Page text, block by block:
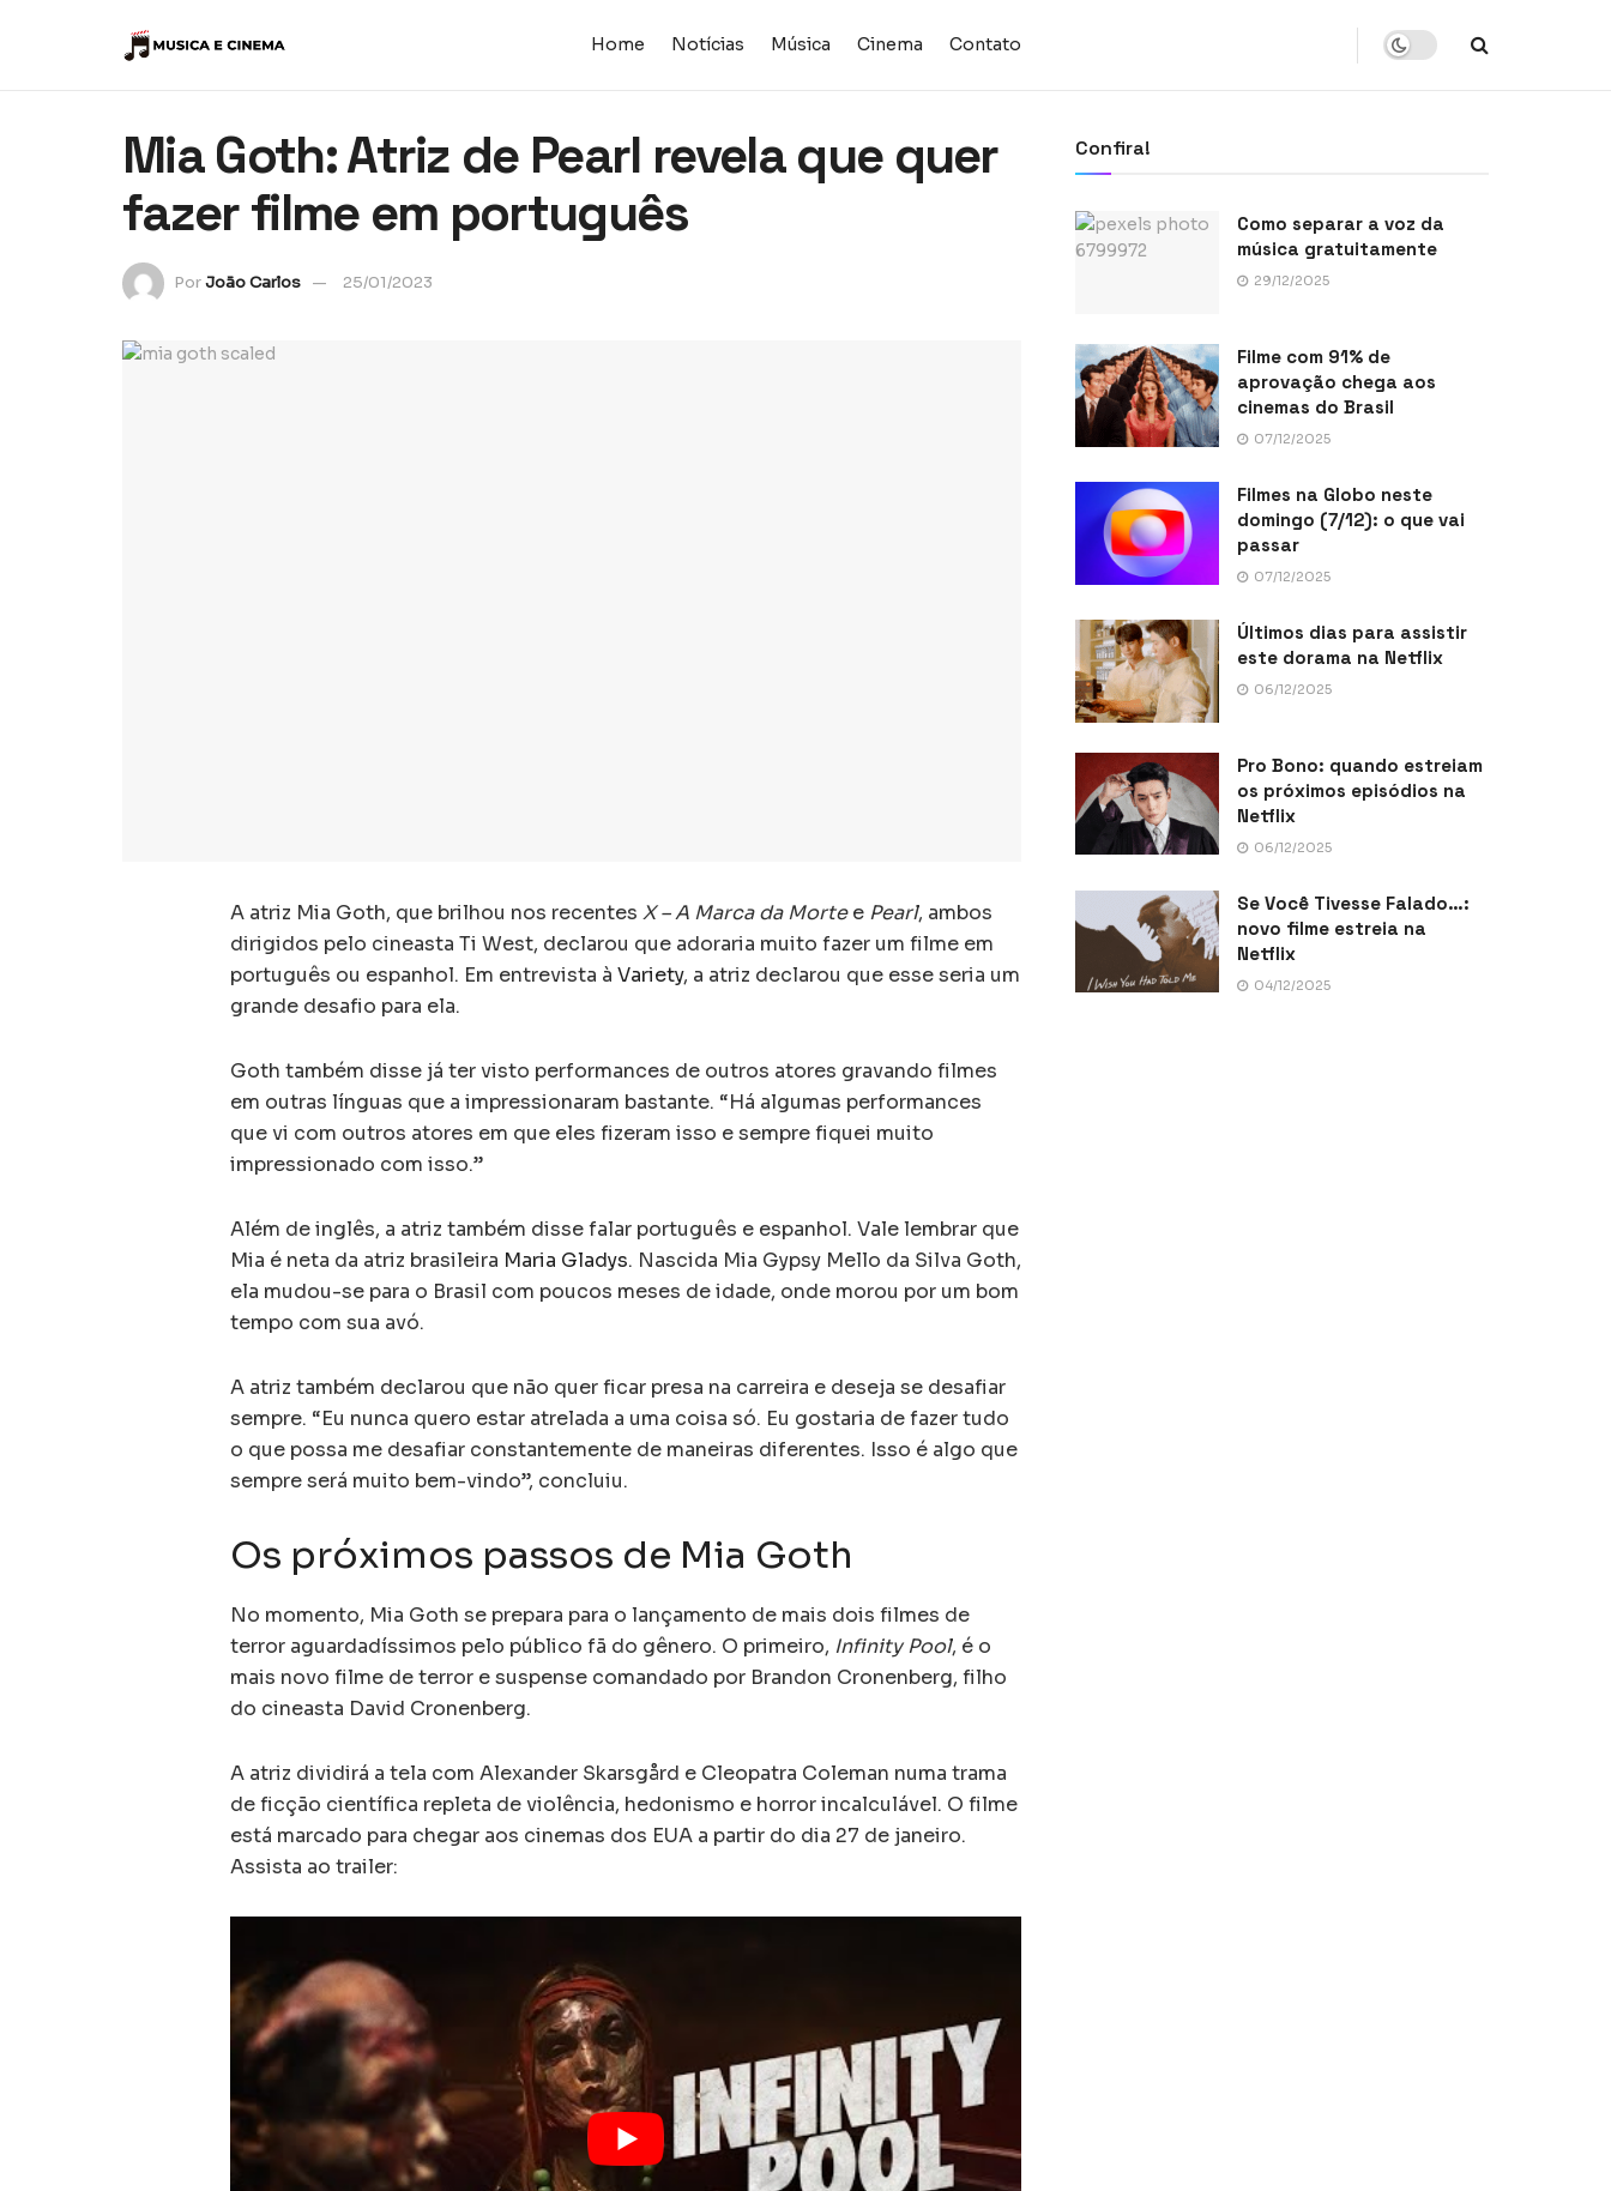
Home Notícias Música Cinema Contato
Mia Goth: Atriz de Pearl revela que quer
fazer filme em português
PorJoão Carlos 25/01/2023
A atriz Mia Goth, que brilhou nos recentes X – A Marca da Mortee Pearl, ambos
dirigidos pelo cineasta Ti West, declarou que adoraria muito fazer um filme em
português ou espanhol. Em entrevista à Variety, a atriz declarou que esse seria um
grande desafio para ela.
Goth também disse já ter visto performances de outros atores gravando filmes
em outras línguas que a impressionaram bastante. “Há algumas performances
que vi com outros atores em que eles fizeram isso e sempre fiquei muito
impressionado com isso.”
Além de inglês, a atriz também disse falar português e espanhol. Vale lembrar que
Mia é neta da atriz brasileira Maria Gladys. Nascida Mia Gypsy Mello da Silva Goth,
ela mudou-se para o Brasil com poucos meses de idade, onde morou por um bom
tempo com sua avó.
A atriz também declarou que não quer ficar presa na carreira e deseja se desafiar
sempre. “Eu nunca quero estar atrelada a uma coisa só. Eu gostaria de fazer tudo
o que possa me desafiar constantemente de maneiras diferentes. Isso é algo que
sempre será muito bem-vindo”, concluiu.
Os próximos passos de Mia Goth
No momento, Mia Goth se prepara para o lançamento de mais dois filmes de
terror aguardadíssimos pelo público fã do gênero. O primeiro, Infinity Pool, é o
mais novo filme de terror e suspense comandado por Brandon Cronenberg, filho
do cineasta David Cronenberg.
A atriz dividirá a tela com Alexander Skarsgård e Cleopatra Coleman numa trama
de ficção científica repleta de violência, hedonismo e horror incalculável. O filme
está marcado para chegar aos cinemas dos EUA a partir do dia 27 de janeiro.
Assista ao trailer:
Confira!
Como separar a voz da
música gratuitamente
29/12/2025
Filme com 91% de
aprovação chega aos
cinemas do Brasil
07/12/2025
Filmes na Globo neste
domingo (7/12): o que vai
passar
07/12/2025
Últimos dias para assistir
este dorama na Netflix
06/12/2025
Pro Bono: quando estreiam
os próximos episódios na
Netflix
06/12/2025
Se Você Tivesse Falado…:
novo filme estreia na
Netflix
04/12/2025